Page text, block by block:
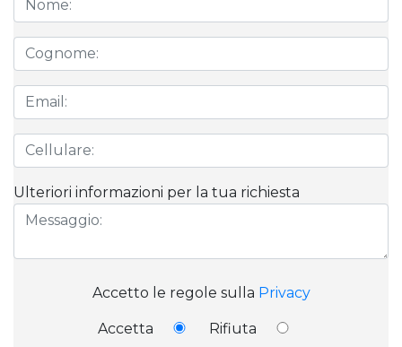
Ulteriori informazioni per la tua richiesta
Accetto le regole sulla Privacy
Accetta Rifiuta